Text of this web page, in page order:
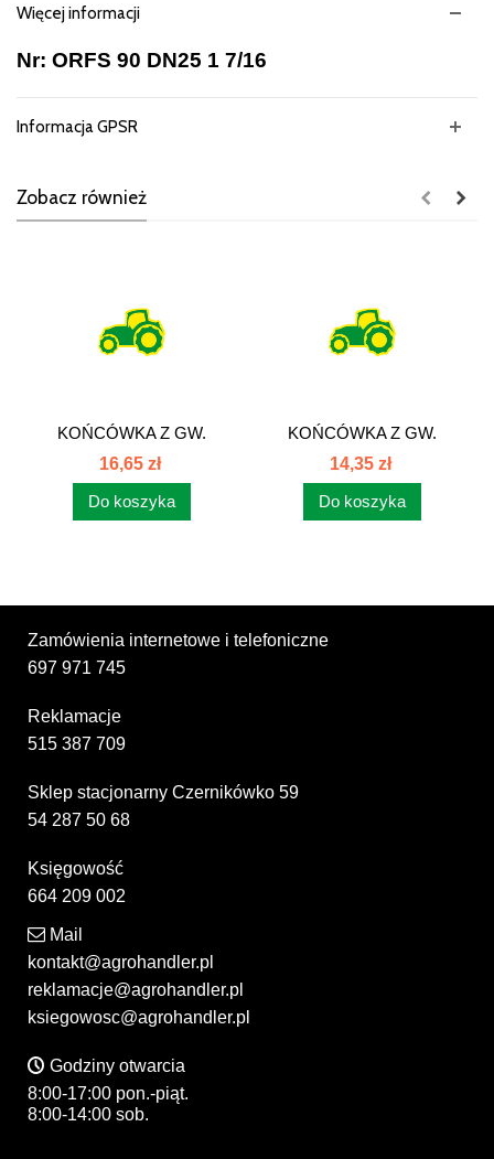
Więcej informacji
Nr: ORFS 90 DN25 1 7/16
Informacja GPSR
Zobacz również
KOŃCÓWKA Z GW.
CALOWYM UNF ORFS
16,65 zł
Do koszyka
KOŃCÓWKA Z GW.
CALOWYM UNF...
14,35 zł
Do koszyka
Zamówienia internetowe i telefoniczne
697 971 745
Reklamacje
515 387 709
Sklep stacjonarny Czernikówko 59
54 287 50 68
Księgowość
664 209 002
Mail
kontakt@agrohandler.pl
reklamacje@agrohandler.pl
ksiegowosc@agrohandler.pl
Godziny otwarcia
8:00-17:00 pon.-piąt.
8:00-14:00 sob.